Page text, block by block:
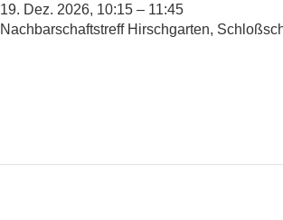
19. Dez. 2026, 10:15 – 11:45
Nachbarschaftstreff Hirschgarten,